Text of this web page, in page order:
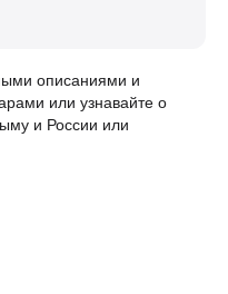
описаниями и
или узнавайте о
и России или